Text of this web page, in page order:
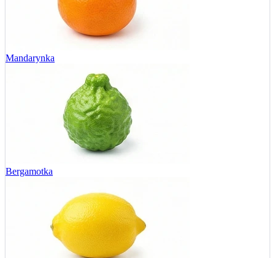
Mandarynka
Bergamotka